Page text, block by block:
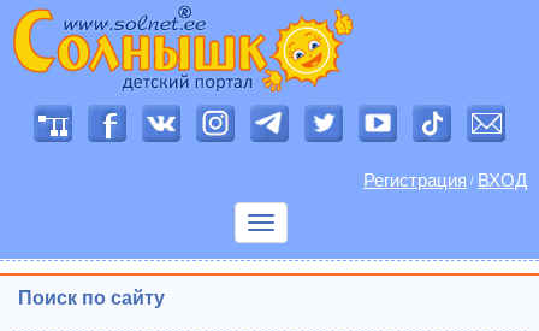
Регистрация / ВХОД
Показать
Поиск по сайту